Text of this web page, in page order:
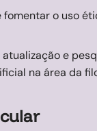
fomentar o uso
e
na área da